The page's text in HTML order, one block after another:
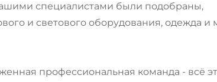
специалистами были подобраны,
и светового оборудования, одежда и
профессиональная команда - всё